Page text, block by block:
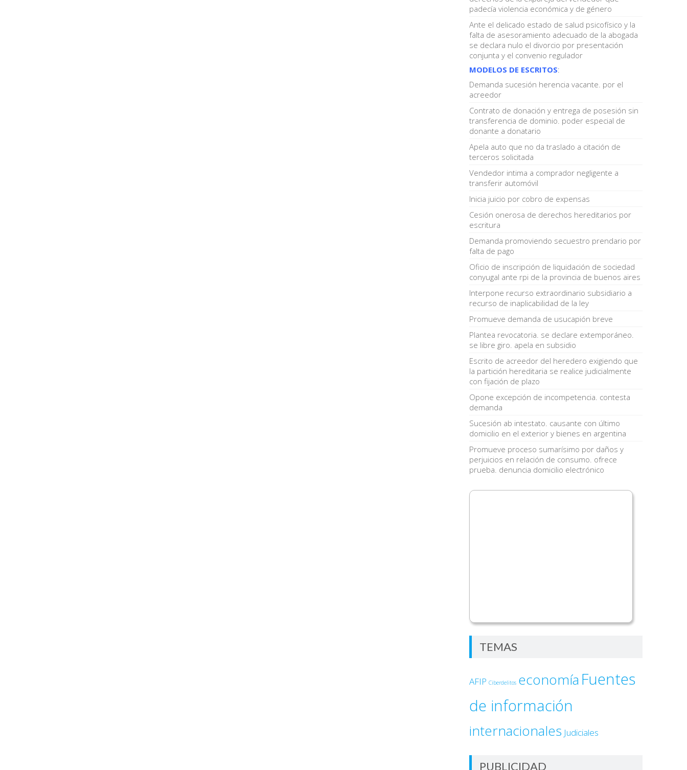
padecía violencia económica y de género
Ante el delicado estado de salud psicofísico y la
falta de asesoramiento adecuado de la abogada
se declara nulo el divorcio por presentación
conjunta y el convenio regulador
MODELOS DE ESCRITOS:
Demanda sucesión herencia vacante. por el
acreedor
Contrato de donación y entrega de posesión sin
transferencia de dominio. poder especial de
donante a donatario
Apela auto que no da traslado a citación de
terceros solicitada
Vendedor intima a comprador negligente a
transferir automóvil
Inicia juicio por cobro de expensas
Cesión onerosa de derechos hereditarios por
escritura
Demanda promoviendo secuestro prendario por
falta de pago
Oficio de inscripción de liquidación de sociedad
conyugal ante rpi de la provincia de buenos aires
Interpone recurso extraordinario subsidiario a
recurso de inaplicabilidad de la ley
Promueve demanda de usucapión breve
Plantea revocatoria. se declare extemporáneo.
se libre giro. apela en subsidio
Escrito de acreedor del heredero exigiendo que
la partición hereditaria se realice judicialmente
con fijación de plazo
Opone excepción de incompetencia. contesta
demanda
Sucesión ab intestato. causante con último
domicilio en el exterior y bienes en argentina
Promueve proceso sumarísimo por daños y
perjuicios en relación de consumo. ofrece
prueba. denuncia domicilio electrónico
TEMAS
AFIP Ciberdelitos economía Fuentes
de información
internacionales Judiciales
PUBLICIDAD